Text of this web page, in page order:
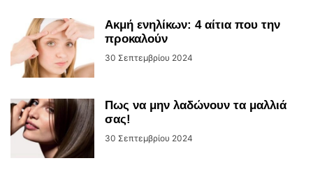
Ακμή ενηλίκων: 4 αίτια που την
προκαλούν
30 Σεπτεμβρίου 2024
Πως να μην λαδώνουν τα μαλλιά
σας!
30 Σεπτεμβρίου 2024